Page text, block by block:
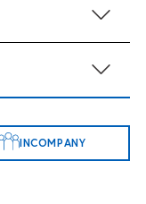
INCOMPANY